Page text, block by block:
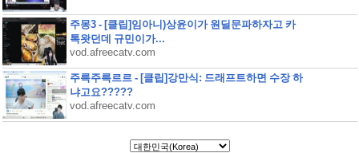
주몽3 - [클립]임아니)상윤이가 원딜문파하자고 카
톡왓던데 규민이가...
vod.afreecatv.com
주륵주륵르르 - [클립]강만식: 드래프트하면 수장 하
냐고요?????
vod.afreecatv.com